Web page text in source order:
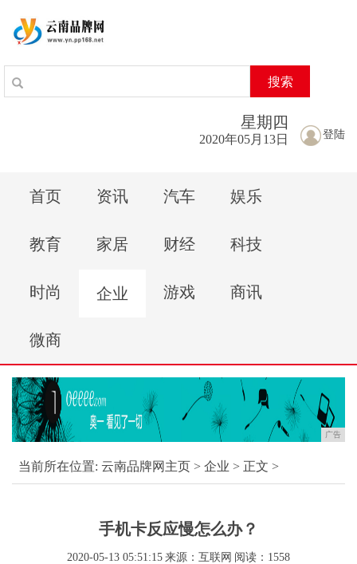
搜索
登陆
星期 四
2020年05月13日
首页 资讯 汽车 娱乐
教育 家居 财经 科技
时尚 企业 游戏 商讯
微商
广告
当前所在位置: 云南品牌网主页 > 企业 > 正文 >
手机卡反应慢怎么办？
2020-05-13 05:51:15 来源：互联网 阅读：1558